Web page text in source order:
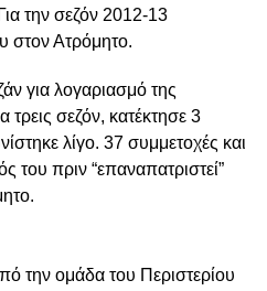
την σεζόν 2012-13
στον Ατρόμητο.
για λογαριασμό της
σεζόν, κατέκτησε 3
λίγο. 37 συμμετοχές και
του πριν “επαναπατριστεί”
την ομάδα του Περιστερίου